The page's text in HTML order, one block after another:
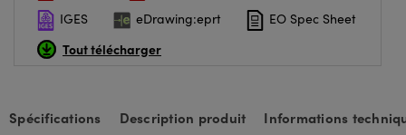
IGES
eDrawing:eprt EO Spec Sheet
Tout télécharger
Spécifications Description produit Informations